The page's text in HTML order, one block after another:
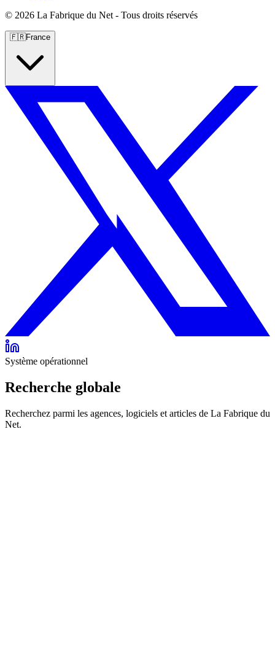
© 2026 La Fabrique du Net - Tous droits réservés
🇫🇷France
Système opérationnel
Recherche globale
Recherchez parmi les agences, logiciels et articles de La Fabrique du
Net.